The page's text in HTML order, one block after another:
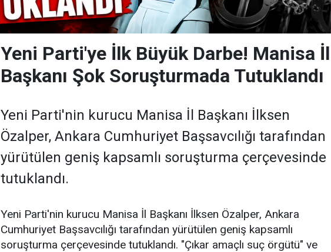
Yeni Parti'ye İlk Büyük Darbe! Manisa İl
Başkanı Şok Soruşturmada Tutuklandı
Yeni Parti'nin kurucu Manisa İl Başkanı İlksen
Özalper, Ankara Cumhuriyet Başsavcılığı tarafından
yürütülen geniş kapsamlı soruşturma çerçevesinde
tutuklandı.
Yeni Parti'nin kurucu Manisa İl Başkanı İlksen Özalper, Ankara
Cumhuriyet Başsavcılığı tarafından yürütülen geniş kapsamlı
soruşturma çerçevesinde tutuklandı. "Çıkar amaçlı suç örgütü" ve